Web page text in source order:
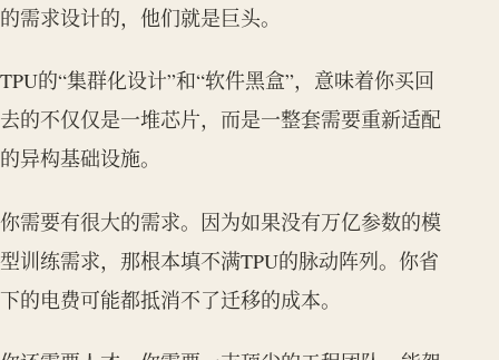
的需求设计的，他们就是巨头。
TPU的“集群化设计”和“软件黑盒”，意味着你买回
去的不仅仅是一堆芯片，而是一整套需要重新适配
的异构基础设施。
你需要有很大的需求。因为如果没有万亿参数的模
型训练需求，那根本填不满TPU的脉动阵列。你省
下的电费可能都抵消不了迁移的成本。